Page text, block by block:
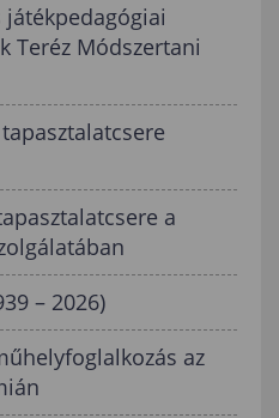
Teréz Módszertani
a
– 2026)
az